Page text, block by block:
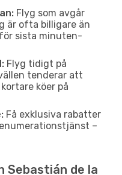
Flyg som avgår
är ofta billigare än
sista minuten-
Flyg tidigt på
tenderar att
köer på
Få exklusiva rabatter
–
Sebastián de la